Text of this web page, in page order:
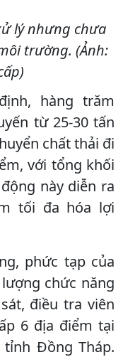
lý nhưng chưa
trường. (Ảnh:
hàng trăm
từ 25-30 tấn
chất thải đi
với tổng khối
này diễn ra
tối đa hóa lợi
phức tạp của
chức năng
điều tra viên
6 địa điểm tại
Đồng Tháp.